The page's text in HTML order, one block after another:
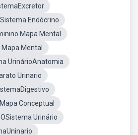
Endócrino
Mapa Mental
Mental
UrinárioAnatomia
Urinario
Conceptual
Urinário